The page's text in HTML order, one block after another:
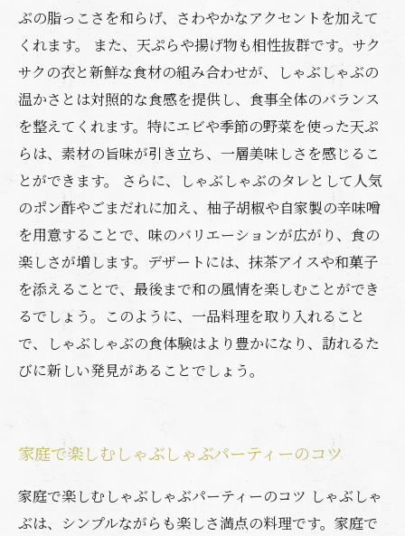
ぶの脂っこさを和らげ、さわやかなアクセントを加えて
くれます。 また、天ぷらや揚げ物も相性抜群です。サク
サクの衣と新鮮な食材の組み合わせが、しゃぶしゃぶの
温かさとは対照的な食感を提供し、食事全体のバランス
を整えてくれます。特にエビや季節の野菜を使った天ぷ
らは、素材の旨味が引き立ち、一層美味しさを感じるこ
とができます。 さらに、しゃぶしゃぶのタレとして人気
のポン酢やごまだれに加え、柚子胡椒や自家製の辛味噌
を用意することで、味のバリエーションが広がり、食の
楽しさが増します。デザートには、抹茶アイスや和菓子
を添えることで、最後まで和の風情を楽しむことができ
るでしょう。このように、一品料理を取り入れること
で、しゃぶしゃぶの食体験はより豊かになり、訪れるた
びに新しい発見があることでしょう。
家庭で楽しむしゃぶしゃぶパーティーのコツ
家庭で楽しむしゃぶしゃぶパーティーのコツ しゃぶしゃ
ぶは、シンプルながらも楽しさ満点の料理です。家庭で